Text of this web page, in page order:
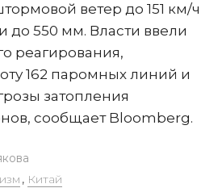
ветер до 151 км/ч
до 550 мм. Власти ввели
реагирования,
162 паромных линий и
затопления
сообщает Bloomberg.
, Китай